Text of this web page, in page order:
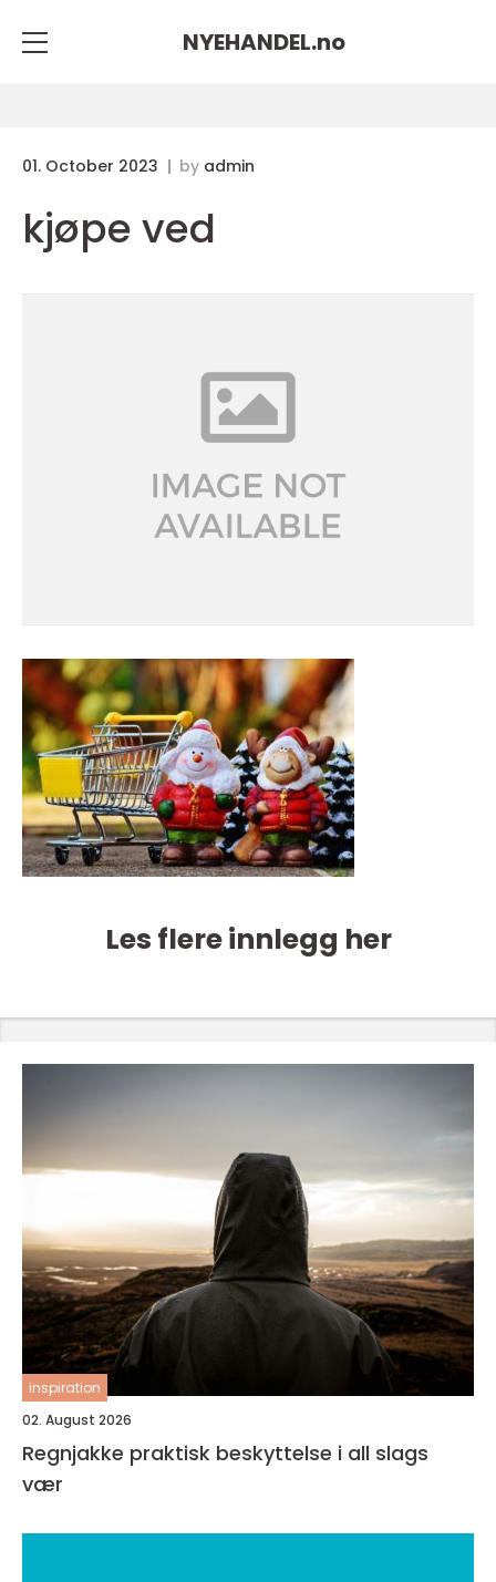
NYEHANDEL.no
01. October 2023 by admin
kjøpe ved
Les flere innlegg her
inspiration
02. August 2026
Regnjakke praktisk beskyttelse i all slags
vær